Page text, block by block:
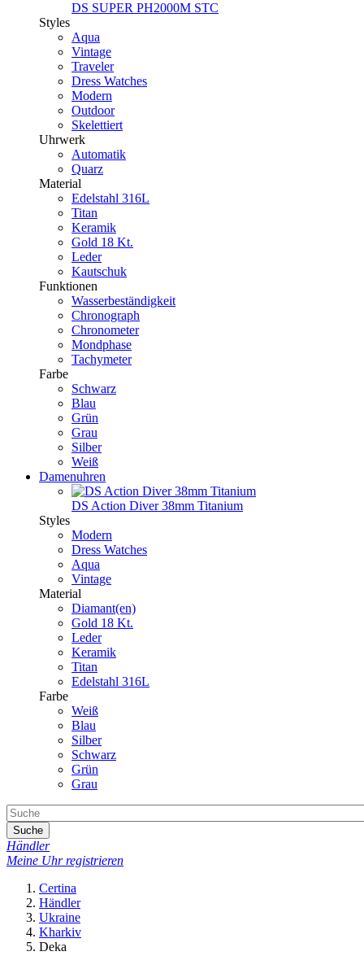
DS SUPER PH2000M STC
Styles
Aqua
Vintage
Traveler
Dress Watches
Modern
Outdoor
Skelettiert
Uhrwerk
Automatik
Quarz
Material
Edelstahl 316L
Titan
Keramik
Gold 18 Kt.
Leder
Kautschuk
Funktionen
Wasserbeständigkeit
Chronograph
Chronometer
Mondphase
Tachymeter
Farbe
Schwarz
Blau
Grün
Grau
Silber
Weiß
Damenuhren
DS Action Diver 38mm Titanium
Styles
Modern
Dress Watches
Aqua
Vintage
Material
Diamant(en)
Gold 18 Kt.
Leder
Keramik
Titan
Edelstahl 316L
Farbe
Weiß
Blau
Silber
Schwarz
Grün
Grau
Suche
Händler
Meine Uhr registrieren
Certina
Händler
Ukraine
Kharkiv
Deka